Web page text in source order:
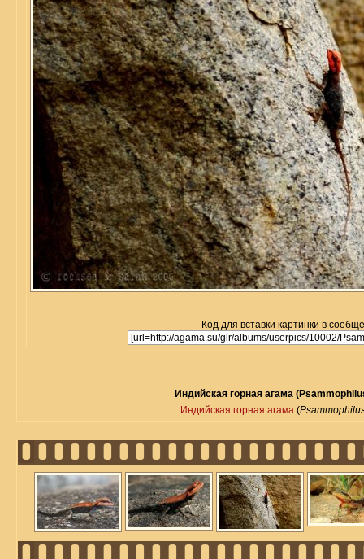
Код для вставки картинки в
Индийская горная агама
Индийская горная агама (